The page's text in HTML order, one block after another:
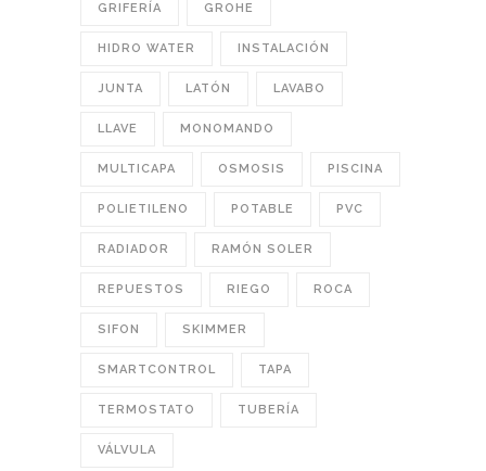
GRIFERÍA GROHE
HIDRO WATER INSTALACIÓN
JUNTA LATÓN LAVABO
LLAVE MONOMANDO
MULTICAPA OSMOSIS PISCINA
POLIETILENO POTABLE PVC
RADIADOR RAMÓN SOLER
REPUESTOS RIEGO ROCA
SIFON SKIMMER
SMARTCONTROL TAPA
TERMOSTATO TUBERÍA
VÁLVULA